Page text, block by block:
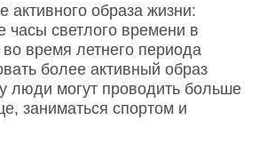
активного образа жизни:
часы светлого времени в
время летнего периода
более активный образ
люди могут проводить больше
заниматься спортом и